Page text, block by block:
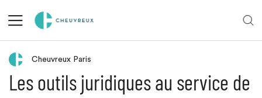
Retour aux actualités
Cheuvreux Paris
Les outils juridiques au service de